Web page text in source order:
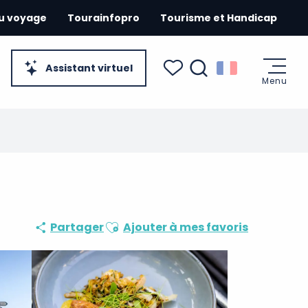
Assistant virtuel
voyage Tourainfopro Tourisme et Handicap
Menu
PartagerAjouter aux favoris
Ajouter à mes favoris